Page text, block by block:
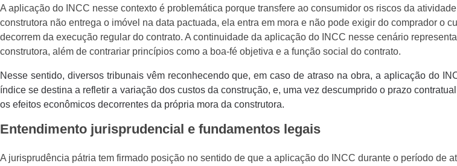
A aplicação do INCC nesse contexto é problemática porque transfere ao consumidor os riscos da
construtora não entrega o imóvel na data pactuada, ela entra em mora e não pode exigir do comprador o
decorrem da execução regular do contrato. A continuidade da aplicação do INCC nesse cenário
construtora, além de contrariar princípios como a boa-fé objetiva e a função social do contrato.
Nesse sentido, diversos tribunais vêm reconhecendo que, em caso de atraso na obra, a aplicação do
índice se destina a refletir a variação dos custos da construção, e, uma vez descumprido o prazo
os efeitos econômicos decorrentes da própria mora da construtora.
Entendimento jurisprudencial e fundamentos legais
A jurisprudência pátria tem firmado posição no sentido de que a aplicação do INCC durante o período de